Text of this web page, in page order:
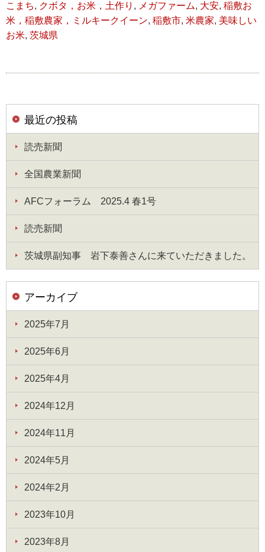
こまち, クボタ，お米，土作り , メガファーム, 大安, 稲敷お
米，稲敷農家，ミルキークイーン, 稲敷市, 米農家, 美味しい
お米, 茨城県
最近の投稿
読売新聞
全国農業新聞
AFCフォーラム 2025.4 春1号
読売新聞
茨城県副知事 岩下泰善さんに来ていただきました。
アーカイブ
2025年7月
2025年6月
2025年4月
2024年12月
2024年11月
2024年5月
2024年2月
2023年10月
2023年8月